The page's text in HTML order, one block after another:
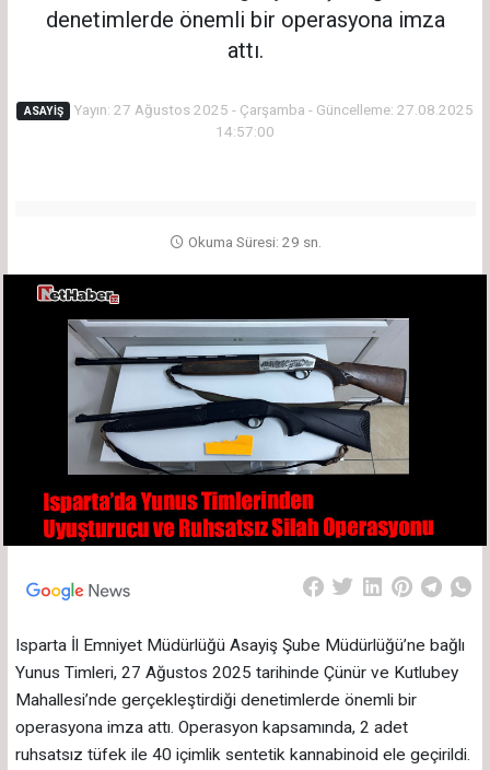
denetimlerde önemli bir operasyona imza
attı.
ASAYIŞ
Yayın: 27 Ağustos 2025 - Çarşamba - Güncelleme: 27.08.2025
14:57:00
Okuma Süresi: 29 sn.
Isparta İl Emniyet Müdürlüğü Asayiş Şube Müdürlüğü’ne bağlı
Yunus Timleri, 27 Ağustos 2025 tarihinde Çünür ve Kutlubey
Mahallesi’nde gerçekleştirdiği denetimlerde önemli bir
operasyona imza attı. Operasyon kapsamında, 2 adet
ruhsatsız tüfek ile 40 içimlik sentetik kannabinoid ele geçirildi.